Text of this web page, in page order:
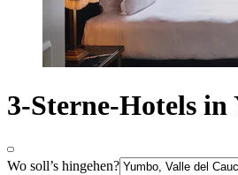
3-Sterne-Hotels in
Wo soll’s hingehen?